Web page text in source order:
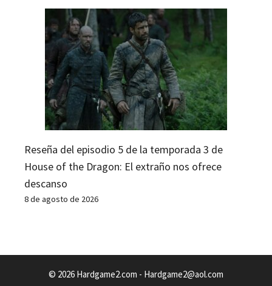
Reseña del episodio 5 de la temporada 3 de
House of the Dragon: El extraño nos ofrece
descanso
8 de agosto de 2026
© 2026 Hardgame2.com - Hardgame2@aol.com